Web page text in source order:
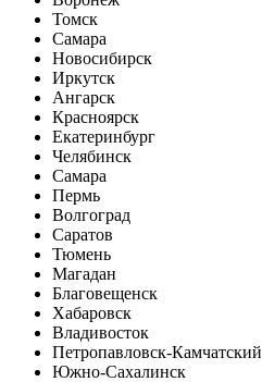
Томск
Самара
Новосибирск
Иркутск
Ангарск
Красноярск
Екатеринбург
Челябинск
Самара
Пермь
Волгоград
Саратов
Тюмень
Магадан
Благовещенск
Хабаровск
Владивосток
Петропавловск-Камчатский
Южно-Сахалинск